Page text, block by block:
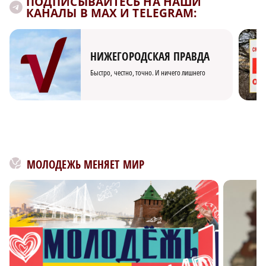
КАНАЛЫ В MAX И TELEGRAM:
НИЖЕГОРОДСКАЯ ПРАВДА
Быстро, честно, точно. И ничего лишнего
МОЛОДЕЖЬ МЕНЯЕТ МИР